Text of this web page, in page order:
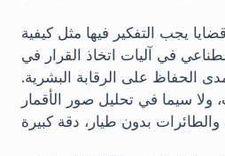
يجب التفكير فيها مثل كيفية
في آليات اتخاذ القرار في
الحفاظ على الرقابة البشرية.
ولا سيما في تحليل صور الأقمار